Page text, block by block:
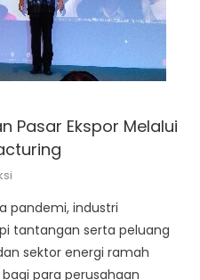
Pasar Ekspor Melalui
pandemi, industri
tantangan serta peluang
sektor energi ramah
para perusahaan